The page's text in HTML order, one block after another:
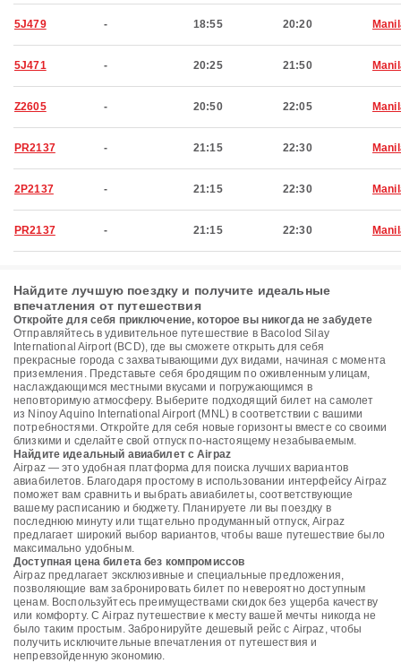
5J479 - 18:55 20:20
5J471 - 20:25 21:50
Z2605 - 20:50 22:05
PR2137 - 21:15 22:30
2P2137 - 21:15 22:30
PR2137 - 21:15 22:30
Найдите лучшую поездку и получите идеальные
впечатления от путешествия
Откройте для себя приключение, которое вы никогда не забудете
Отправляйтесь в удивительное путешествие в Bacolod Silay
International Airport (BCD), где вы сможете открыть для себя
прекрасные города с захватывающими дух видами, начиная с момента
приземления. Представьте себя бродящим по оживленным улицам,
наслаждающимся местными вкусами и погружающимся в
неповторимую атмосферу. Выберите подходящий билет на самолет
из Ninoy Aquino International Airport (MNL) в соответствии с вашими
потребностями. Откройте для себя новые горизонты вместе со своими
близкими и сделайте свой отпуск по-настоящему незабываемым.
Найдите идеальный авиабилет с Airpaz
Airpaz — это удобная платформа для поиска лучших вариантов
авиабилетов. Благодаря простому в использовании интерфейсу Airpaz
поможет вам сравнить и выбрать авиабилеты, соответствующие
вашему расписанию и бюджету. Планируете ли вы поездку в
последнюю минуту или тщательно продуманный отпуск, Airpaz
предлагает широкий выбор вариантов, чтобы ваше путешествие было
максимально удобным.
Доступная цена билета без компромиссов
Airpaz предлагает эксклюзивные и специальные предложения,
позволяющие вам забронировать билет по невероятно доступным
ценам. Воспользуйтесь преимуществами скидок без ущерба качеству
или комфорту. С Airpaz путешествие к месту вашей мечты никогда не
было таким простым. Забронируйте дешевый рейс с Airpaz, чтобы
получить исключительные впечатления от путешествия и
непревзойденную экономию.